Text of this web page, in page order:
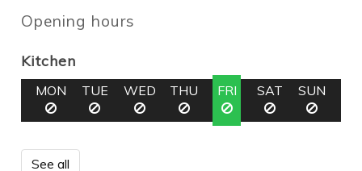
Opening hours
Kitchen
MON TUE WED THU FRI SAT SUN
See all